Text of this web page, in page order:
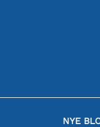
NYE